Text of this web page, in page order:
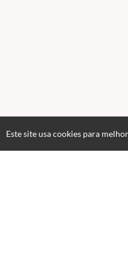
Este site usa cookies para